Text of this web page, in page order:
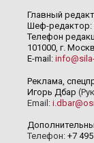
Главный
Шеф-редактор:
Телефон
101000, г.
E-mail:
Реклама,
Игорь Дбар
Email:
Телефон: +7